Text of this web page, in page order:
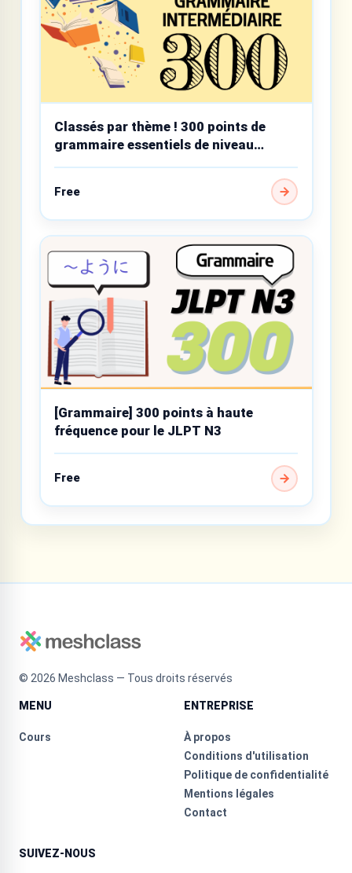
Classés par thème ! 300 points de
grammaire essentiels de niveau
Free
[Grammaire] 300 points à haute
fréquence pour le JLPT N3
Free
© 2026 Meshclass — Tous droits réservés
MENU
Cours
ENTREPRISE
À propos
Conditions d'utilisation
Politique de confidentialité
Mentions légales
Contact
SUIVEZ-NOUS